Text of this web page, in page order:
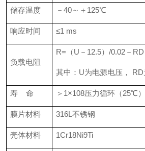
储存温度 －40～＋125℃
响应时间 ≤1 ms
负载电阻
R=（U－12.5）/0.02－RD
其中：U为电源电压， RD
寿 命 ＞1×108压力循环（25℃）
膜片材料 316L不锈钢
壳体材料 1Cr18Ni9Ti